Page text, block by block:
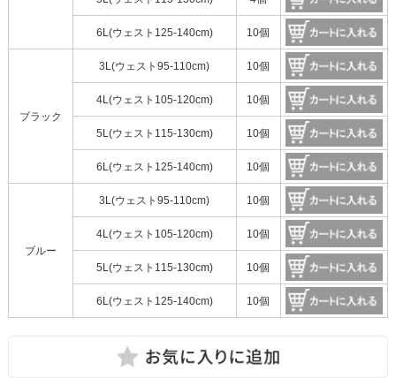
6L(ウェスト125-140cm) 10個
ブラック
3L(ウェスト95-110cm) 10個
4L(ウェスト105-120cm) 10個
5L(ウェスト115-130cm) 10個
6L(ウェスト125-140cm) 10個
ブルー
3L(ウェスト95-110cm) 10個
4L(ウェスト105-120cm) 10個
5L(ウェスト115-130cm) 10個
6L(ウェスト125-140cm) 10個